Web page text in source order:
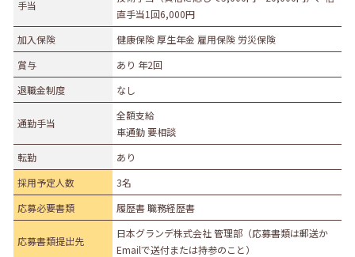
勤務地
札幌市・近郊 函館市・近郊
旭川市・近郊
釧路市・近郊
帯広市・近郊 北見市・近郊 道外
手当
直手当1回6,000円
加入保険
健康保険 厚生年金 雇用保険 労災保険
賞与
あり 年2回
退職金制度
なし
通勤手当
全額支給
車通勤 要相談
転勤
あり
採用予定人数
3名
応募必要書類
履歴書 職務経歴書
応募書類提出先
日本グランデ株式会社 管理部（応募書類は郵送か
Emailで送付または持参のこと）